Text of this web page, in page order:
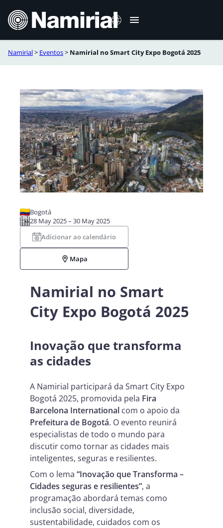
content
English
Namirial> Eventos> Namirial no Smart City Expo Bogotá 2025
28 May 2025 – 30 May 2025
Bogotá
Adicionar ao calendário
Mapa
Namirial no Smart
City Expo Bogotá 2025
Inovação que transforma
as cidades
A Namirial participará da Smart City Expo
Bogotá 2025, promovida pela Fira
Barcelona International com o apoio da
Prefeitura de Bogotá. O evento reunirá
especialistas de todo o mundo para
discutir como tornar as cidades mais
inteligentes, seguras e resilientes.
Com o lema “Inovação que Transforma –
Cidades seguras e resilientes”, a
programação abordará temas como
inclusão social, diversidade,
sustentabilidade, cuidados com os